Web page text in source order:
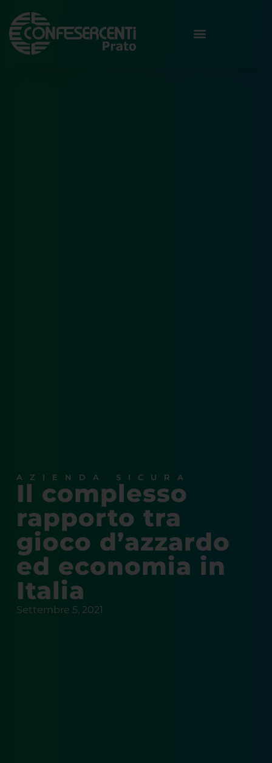
AZIENDA SICURA
Il complesso
rapporto tra
gioco d’azzardo
ed economia in
Italia
Settembre 5, 2021